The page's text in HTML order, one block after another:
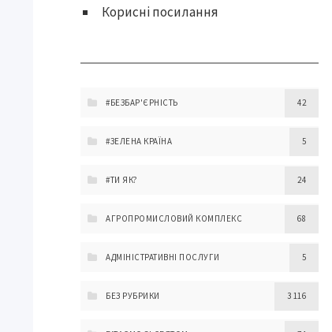
Корисні посилання
#БЕЗБАР'ЄРНІСТЬ 42
#ЗЕЛЕНА КРАЇНА 5
#ТИ ЯК? 24
АГРОПРОМИСЛОВИЙ КОМПЛЕКС 68
АДМІНІСТРАТИВНІ ПОСЛУГИ 5
БЕЗ РУБРИКИ 3 116